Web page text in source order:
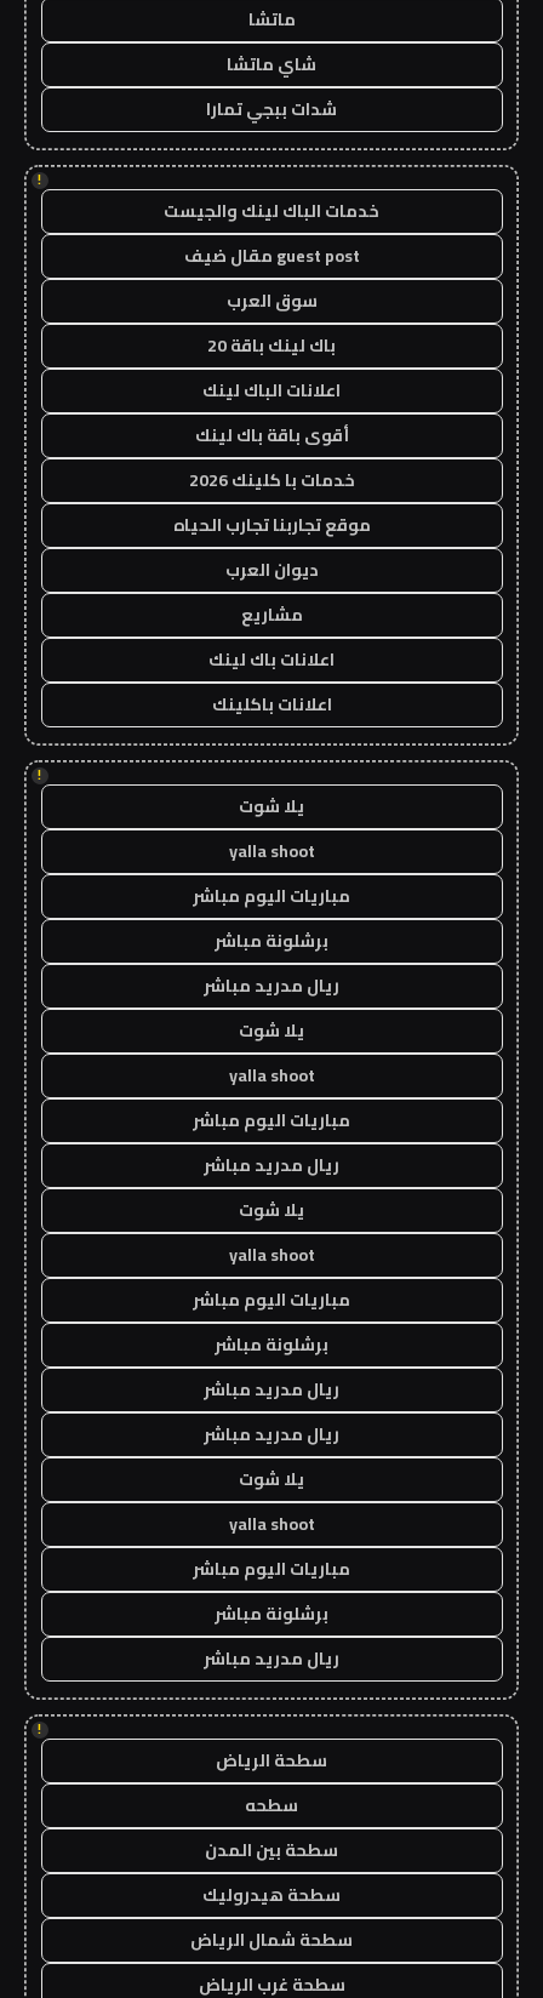
ماتشا
شاي ماتشا
شدات ببجي تمارا
!
خدمات الباك لينك والجيست
guest post مقال ضيف
سوق العرب
باك لينك باقة 20
اعلانات الباك لينك
أقوى باقة باك لينك
خدمات با كلينك 2026
موقع تجاربنا تجارب الحياه
ديوان العرب
مشاريع
اعلانات باك لينك
اعلانات باكلينك
!
يلا شوت
yalla shoot
مباريات اليوم مباشر
برشلونة مباشر
ريال مدريد مباشر
يلا شوت
yalla shoot
مباريات اليوم مباشر
ريال مدريد مباشر
يلا شوت
yalla shoot
مباريات اليوم مباشر
برشلونة مباشر
ريال مدريد مباشر
ريال مدريد مباشر
يلا شوت
yalla shoot
مباريات اليوم مباشر
برشلونة مباشر
ريال مدريد مباشر
!
سطحة الرياض
سطحه
سطحة بين المدن
سطحة هيدروليك
سطحة شمال الرياض
سطحة غرب الرياض